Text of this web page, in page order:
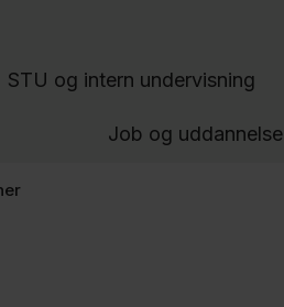
STU og intern undervisning
Job og uddannelse